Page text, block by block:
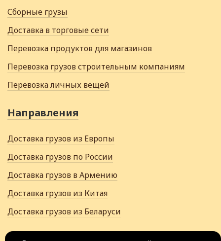
Сборные грузы
Доставка в торговые сети
Перевозка продуктов для магазинов
Перевозка грузов строительным компаниям
Перевозка личных вещей
Направления
Доставка грузов из Европы
Доставка грузов по России
Доставка грузов в Армению
Доставка грузов из Китая
Доставка грузов из Беларуси